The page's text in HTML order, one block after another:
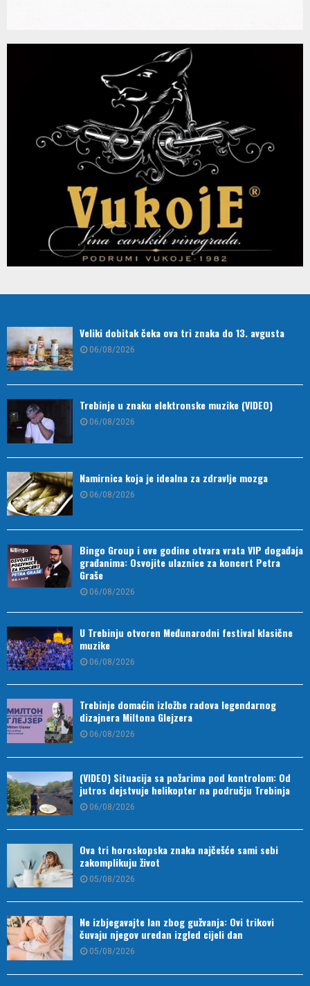
Veliki dobitak čeka ova tri znaka do 13. avgusta
06/08/2026
Trebinje u znaku elektronske muzike (VIDEO)
06/08/2026
Namirnica koja je idealna za zdravlje mozga
06/08/2026
Bingo Group i ove godine otvara vrata VIP događaja
građanima: Osvojite ulaznice za koncert Petra
Graše
06/08/2026
U Trebinju otvoren Međunarodni festival klasične
muzike
06/08/2026
Trebinje domaćin izložbe radova legendarnog
dizajnera Miltona Glejzera
06/08/2026
(VIDEO) Situacija sa požarima pod kontrolom: Od
jutros dejstvuje helikopter na području Trebinja
06/08/2026
Ova tri horoskopska znaka najčešće sami sebi
zakomplikuju život
05/08/2026
Ne izbjegavajte lan zbog gužvanja: Ovi trikovi
čuvaju njegov uredan izgled cijeli dan
05/08/2026